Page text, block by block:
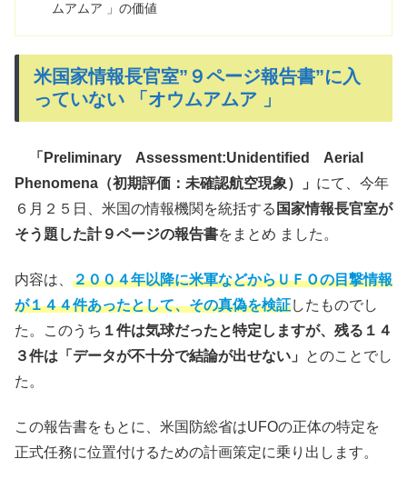
ムアムア 」の価値
米国家情報長官室”９ページ報告書”に入
っていない 「オウムアムア 」
「Preliminary Assessment:Unidentified Aerial
Phenomena（初期評価：未確認航空現象）」 にて、今年
６月２５日、米国の情報機関を統括する 国家情報長官室が
そう題した計９ページの報告書をまとめ ました。
内容は、 ２００４年以降に米軍などからＵＦＯの目撃情報
が１４４件あったとして、その真偽を検証したものでし
た。このうち １件は気球だったと特定しますが、残る１４
３件は「データが不十分で結論が出せない」
とのことでし
た。
この報告書をもとに、米国防総省はUFOの正体の特定を
正式任務に位置付けるための計画策定に乗り出します。